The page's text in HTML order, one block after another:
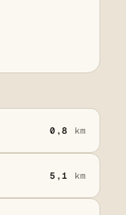
0,8 km
5,1 km